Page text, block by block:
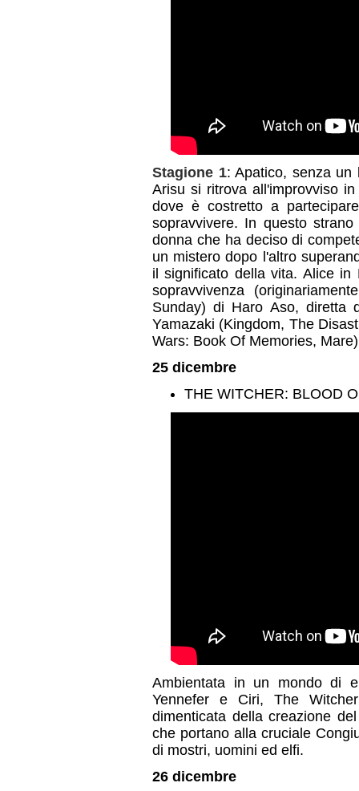
Stagione 1: Apatico, senza un
Arisu si ritrova all'improvviso
dove è costretto a
sopravvivere. In questo
donna che ha deciso di
un mistero dopo l'altro
il significato della vita. Alice
sopravvivenza
Sunday) di Haro Aso, diretta
Yamazaki (Kingdom, The
Wars: Book Of Memories,
25 dicembre
THE WITCHER: BLOOD
Ambientata in un mondo di
Yennefer e Ciri, The
dimenticata della creazione
che portano alla cruciale
di mostri, uomini ed elfi.
26 dicembre